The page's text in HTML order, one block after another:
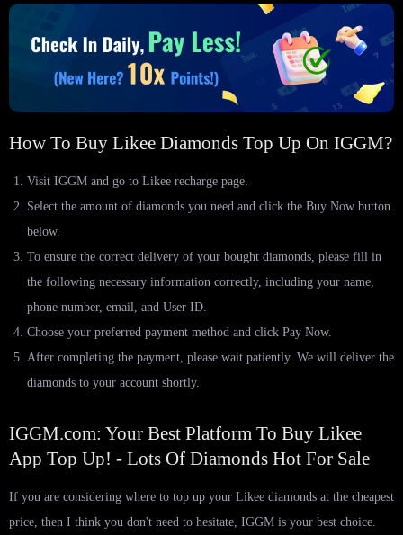
How To Buy Likee Diamonds Top Up On IGGM?
Visit IGGM and go to Likee recharge page.
Select the amount of diamonds you need and click the Buy Now button
below.
To ensure the correct delivery of your bought diamonds, please fill in
the following necessary information correctly, including your name,
phone number, email, and User ID.
Choose your preferred payment method and click Pay Now.
After completing the payment, please wait patiently. We will deliver the
diamonds to your account shortly.
IGGM.com: Your Best Platform To Buy Likee
App Top Up! - Lots Of Diamonds Hot For Sale
If you are considering where to top up your Likee diamonds at the cheapest
price, then I think you don't need to hesitate, IGGM is your best choice.